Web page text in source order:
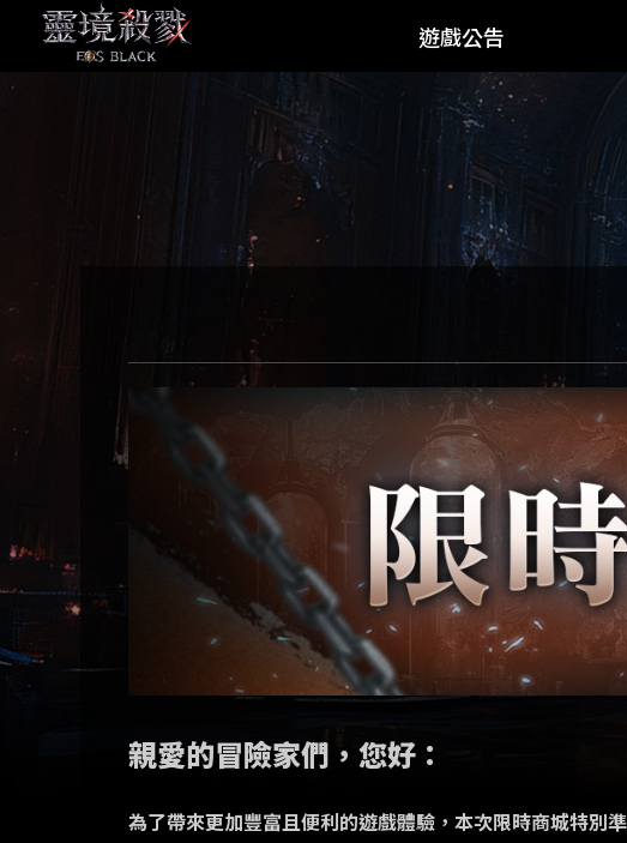
遊戲公告
最新公告
活動公告
系統公告
親愛的冒險家們，您好：
為了帶來更加豐富且便利的遊戲體驗，本次限時商城特別